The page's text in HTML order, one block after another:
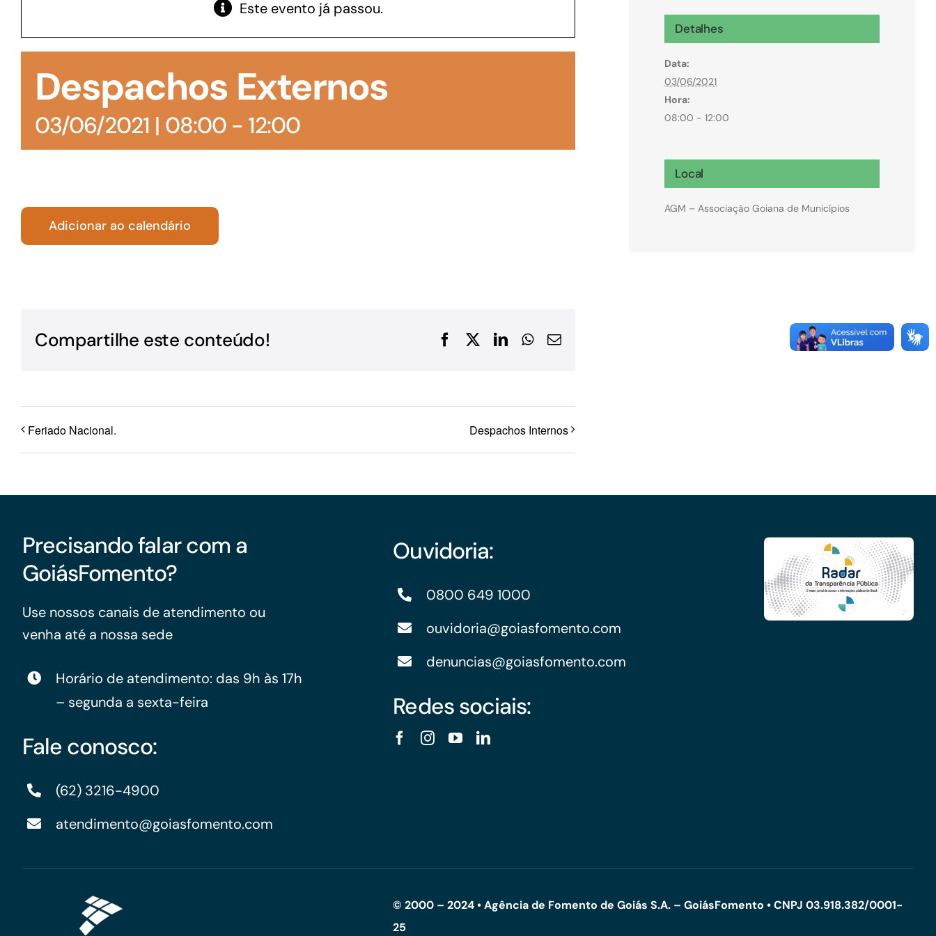
manutenção de estoques e despesas operacionais
Microcrédito
Para MEI, microempresas e pessoas físicas
(feirantes e transportes)
Para os negócios voltados aos serviços do setor de
turismo
Financiamentos com recursos do BNDES, Fungetur,
Conheça as demais linhas de crédito da
Este evento já passou.
Despachos Externos
03/06/2021 | 08:00- 12:00
Adicionar ao calendário
Compartilhe este conteúdo! FacebookLinkedInWhatsApp
E-
Feriado Nacional. Despachos Internos
Detalhes
Data:
03/06/2021
Hora:
08:00 - 12:00
Local
AGM – Associação Goiana de Municípios
Precisando falar com a
GoiásFomento?
Use nossos canais de atendimento ou
venha até a nossa sede
Horário de atendimento: das 9h às 17h
– segunda a sexta-feira
Fale conosco:
(62) 3216-4900
atendimento@goiasfomento.com
Ouvidoria:
0800 649 1000
ouvidoria@goiasfomento.com
denuncias@goiasfomento.com
Redes sociais:
© 2000 – 2024 • Agência de Fomento de Goiás S.A. – GoiásFomento • CNPJ 03.918.382/0001-
25